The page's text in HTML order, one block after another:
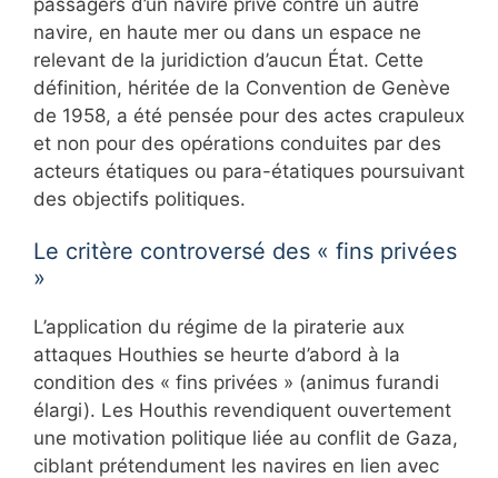
navire, en haute mer ou dans un espace ne
relevant de la juridiction d’aucun État. Cette
définition, héritée de la Convention de Genève
de 1958, a été pensée pour des actes crapuleux
et non pour des opérations conduites par des
acteurs étatiques ou para-étatiques poursuivant
des objectifs politiques.
Le critère controversé des « fins privées
»
L’application du régime de la piraterie aux
attaques Houthies se heurte d’abord à la
condition des « fins privées » (animus furandi
élargi). Les Houthis revendiquent ouvertement
une motivation politique liée au conflit de Gaza,
ciblant prétendument les navires en lien avec